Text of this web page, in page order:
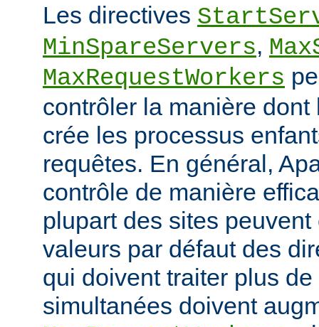
Les directives
MinSpareServers,
MaxRequestWorkers
contrôler la manière
crée les processus
requêtes. En général,
contrôle de manière
plupart des sites
valeurs par défaut des
qui doivent traiter plus
simultanées doivent